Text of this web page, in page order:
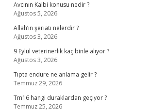
Avcının Kalbi konusu nedir ?
Ağustos 5, 2026
Allah’ın şeriatı nelerdir ?
Ağustos 3, 2026
9 Eylül veterinerlik kaç binle alıyor ?
Ağustos 3, 2026
Tıpta endure ne anlama gelir ?
Temmuz 29, 2026
Tm16 hangi duraklardan geçiyor ?
Temmuz 25, 2026